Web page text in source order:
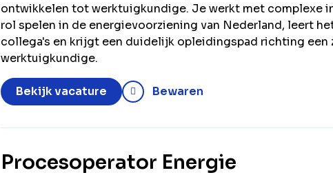
ontwikkelen tot werktuigkundige. Je werkt met complexe
rol spelen in de energievoorziening van Nederland, leert
collega's en krijgt een duidelijk opleidingspad richting
werktuigkundige.
Bekijk vacature Bewaren
Procesoperator Energie